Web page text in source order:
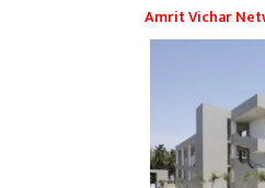
Amrit Vichar